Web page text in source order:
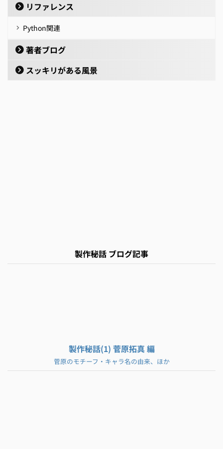
リファレンス
Python関連
著者ブログ
スッキリがある風景
製作秘話 ブログ記事
製作秘話(1) 菅原拓真 編
菅原のモチーフ・キャラ名の由来、ほか